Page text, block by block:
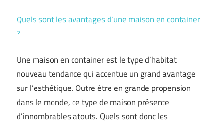
Quels sont les avantages d’une maison en container
?
Une maison en container est le type d’habitat
nouveau tendance qui accentue un grand avantage
sur l’esthétique. Outre être en grande propension
dans le monde, ce type de maison présente
d’innombrables atouts. Quels sont donc les